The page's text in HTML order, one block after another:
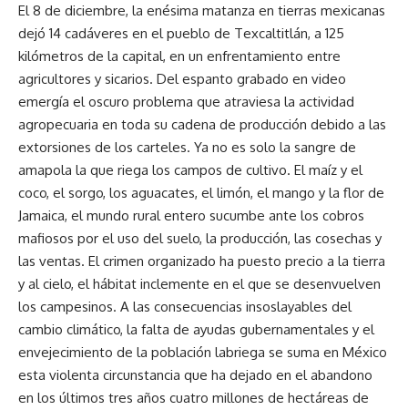
El 8 de diciembre, la enésima matanza en tierras mexicanas
dejó 14 cadáveres en el pueblo de Texcaltitlán, a 125
kilómetros de la capital, en un enfrentamiento entre
agricultores y sicarios. Del espanto grabado en video
emergía el oscuro problema que atraviesa la actividad
agropecuaria en toda su cadena de producción debido a las
extorsiones de los carteles. Ya no es solo la sangre de
amapola la que riega los campos de cultivo. El maíz y el
coco, el sorgo, los aguacates, el limón, el mango y la flor de
Jamaica, el mundo rural entero sucumbe ante los cobros
mafiosos por el uso del suelo, la producción, las cosechas y
las ventas. El crimen organizado ha puesto precio a la tierra
y al cielo, el hábitat inclemente en el que se desenvuelven
los campesinos. A las consecuencias insoslayables del
cambio climático, la falta de ayudas gubernamentales y el
envejecimiento de la población labriega se suma en México
esta violenta circunstancia que ha dejado en el abandono
en los últimos tres años cuatro millones de hectáreas de